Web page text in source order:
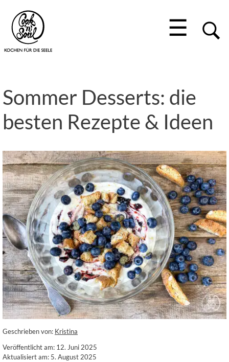
☰
Sommer Desserts: die
besten Rezepte & Ideen
Geschrieben von: Kristina
Veröffentlicht am: 12. Juni 2025
Aktualisiert am: 5. August 2025